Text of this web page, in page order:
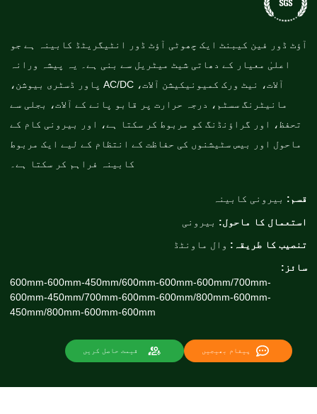
آؤٹ ڈور فین کیبنٹ ایک چھوٹی آؤٹ ڈور انٹیگریٹڈ کابینہ ہے جو
اعلیٰ معیار کے دھاتی شیٹ میٹریل سے بنی ہے۔ یہ پیشہ ورانہ
آلات، نیٹ ورک کمیونیکیشن آلات، AC/DC پاور ڈسٹری بیوشن،
مانیٹرنگ سسٹم، درجہ حرارت پر قابو پانے کے آلات، بجلی سے
تحفظ، اور گراؤنڈنگ کو مربوط کر سکتا ہے، اور بیرونی کام کے
ماحول اور بیس سٹیشنوں کی حفاظت کے انتظام کے لیے ایک مربوط
کابینہ فراہم کر سکتا ہے۔
قسم: بیرونی کابینہ
استعمال کا ماحول: بیرونی
تنصیب کا طریقہ: وال ماونٹڈ
سائز:
600mm-600mm-450mm/600mm-600mm-600mm/700mm-
600mm-450mm/700mm-600mm-600mm/800mm-600mm-
450mm/800mm-600mm-600mm
پیغام بھیجیں قیمت حاصل کریں